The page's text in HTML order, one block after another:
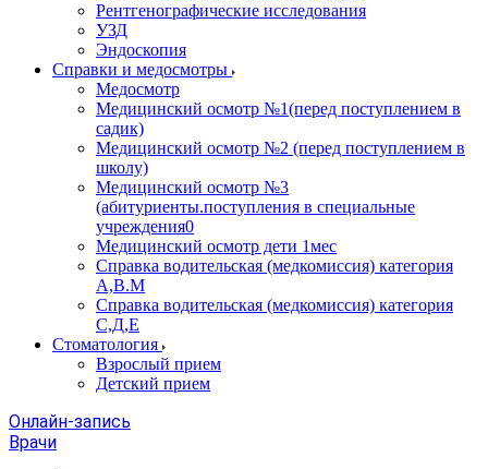
Рентгенографические исследования
УЗД
Эндоскопия
Справки и медосмотры
Медосмотр
Медицинский осмотр №1(перед поступлением в
садик)
Медицинский осмотр №2 (перед поступлением в
школу)
Медицинский осмотр №3
(абитуриенты.поступления в специальные
учреждения0
Медицинский осмотр дети 1мес
Справка водительская (медкомиссия) категория
А,В.М
Справка водительская (медкомиссия) категория
С,Д,Е
Стоматология
Взрослый прием
Детский прием
Онлайн-запись
Врачи